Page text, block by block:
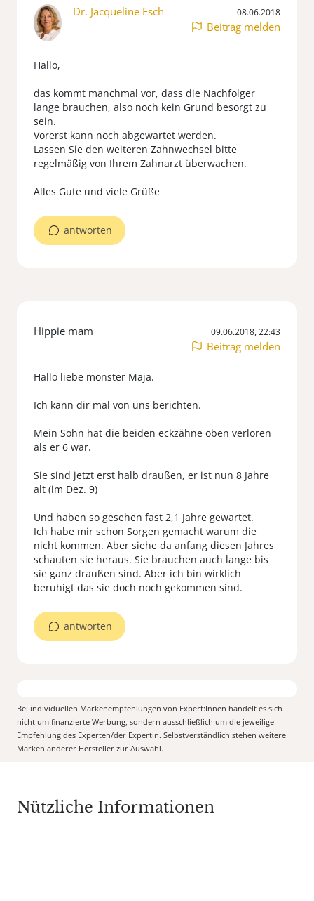
Dr. Jacqueline Esch 08.06.2018
Beitrag melden
Hallo,
das kommt manchmal vor, dass die Nachfolger
lange brauchen, also noch kein Grund besorgt zu
sein.
Vorerst kann noch abgewartet werden.
Lassen Sie den weiteren Zahnwechsel bitte
regelmäßig von Ihrem Zahnarzt überwachen.
Alles Gute und viele Grüße
antworten
Hippie mam 09.06.2018, 22:43
Beitrag melden
Hallo liebe monster Maja.
Ich kann dir mal von uns berichten.
Mein Sohn hat die beiden eckzähne oben verloren
als er 6 war.
Sie sind jetzt erst halb draußen, er ist nun 8 Jahre
alt (im Dez. 9)
Und haben so gesehen fast 2,1 Jahre gewartet.
Ich habe mir schon Sorgen gemacht warum die
nicht kommen. Aber siehe da anfang diesen Jahres
schauten sie heraus. Sie brauchen auch lange bis
sie ganz draußen sind. Aber ich bin wirklich
beruhigt das sie doch noch gekommen sind.
antworten
Bei individuellen Markenempfehlungen von Expert:Innen handelt es sich
nicht um finanzierte Werbung, sondern ausschließlich um die jeweilige
Empfehlung des Experten/der Expertin. Selbstverständlich stehen weitere
Marken anderer Hersteller zur Auswahl.
Nützliche Informationen